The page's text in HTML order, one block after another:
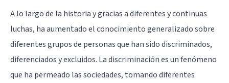
A lo largo de la historia y gracias a diferentes y continuas
luchas, ha aumentado el conocimiento generalizado sobre
diferentes grupos de personas que han sido discriminados,
diferenciados y excluidos. La discriminación es un fenómeno
que ha permeado las sociedades, tomando diferentes